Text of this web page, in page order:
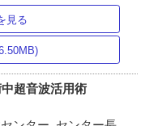
見る
超音波活用術